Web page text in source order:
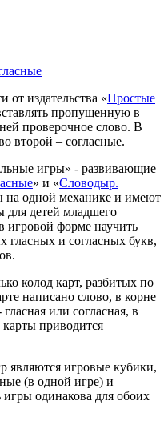
от издательства «Простые
пропущенную в
проверочное слово. В
второй – согласные.
игры» - развивающие
» и «Словодыр.
на одной механике и имеют
для детей младшего
игровой форме научить
гласных и согласных букв,
колод карт, разбитых по
написано слово, в корне
или согласная, в
приводится
игровые кубики,
(в одной игре) и
одинакова для обоих